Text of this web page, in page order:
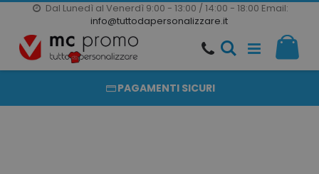
Dal Lunedì al Venerdì 9:00 - 13:00 / 14:00 - 18:00 Email:
info@tuttodapersonalizzare.it
Salta
al
contenuto
20000 PRODOTTI
PRODOTTI COMPLETAMENTE PERSONALIZZABILI
PAGAMENTI SICURI